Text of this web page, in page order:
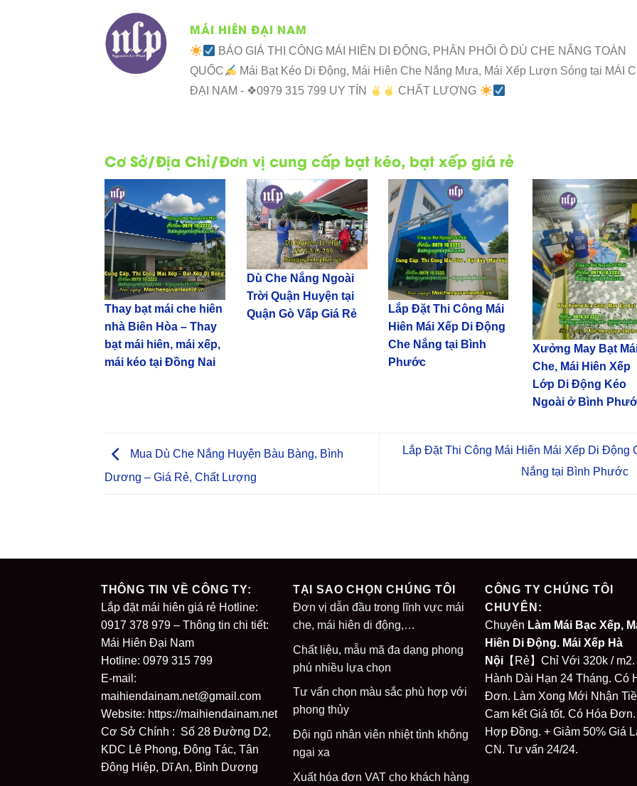
MÁI HIÊN ĐẠI NAM
BÁO GIÁ THI CÔNG MÁI HIÊN DI ĐỘNG, PHÂN PHỐI Ô DÙ CHE NẮNG TOÀN
QUỐC
Mái Bạt Kéo Di Động, Mái Hiên Che Nắng Mưa, Mái Xếp Lượn Sóng tại MÁI
ĐẠI NAM - ❖0979 315 799 UY TÍN
CHẤT LƯỢNG
Cơ Sở/Địa Chỉ/Đơn vị cung cấp bạt kéo, bạt xếp giá rẻ
Thay bạt mái che hiên
nhà Biên Hòa – Thay
bạt mái hiên, mái xếp,
mái kéo tại Đồng Nai
Dù Che Nắng Ngoài
Trời Quận Huyện tại
Quận Gò Vấp Giá Rẻ
Lắp Đặt Thi Công Mái
Hiên Mái Xếp Di Động
Che Nắng tại Bình
Phước
Xưởng May Bạt
Che, Mái Hiên Xếp
Lớp Di Động Kéo
Ngoài ở Bình
Mua Dù Che Nắng Huyện Bàu Bàng, Bình
Dương – Giá Rẻ, Chất Lượng
Lắp Đặt Thi Công Mái Hiên Mái Xếp Di Động
Nắng tại Bình Phước
THÔNG TIN VỀ CÔNG TY:
Lắp đặt mái hiên giá rẻ Hotline:
0917 378 979 – Thông tin chi tiết:
Mái Hiên Đại Nam
Hotline: 0979 315 799
E-mail:
maihiendainam.net@gmail.com
Website: https://maihiendainam.net
Cơ Sở Chính : Số 28 Đường D2,
KDC Lê Phong, Đông Tác, Tân
Đông Hiệp, Dĩ An, Bình Dương
TẠI SAO CHỌN CHÚNG TÔI
Đơn vị dẫn đầu trong lĩnh vực mái
che, mái hiên di động,…
Chất liệu, mẫu mã đa dạng phong
phú nhiều lựa chọn
Tư vấn chọn màu sắc phù hợp với
phong thủy
Đội ngũ nhân viên nhiệt tình không
ngại xa
Xuất hóa đơn VAT cho khách hàng
CÔNG TY CHÚNG TÔI
CHUYÊN:
Chuyên Làm Mái Bạc Xếp,
Hiên Di Động. Mái Xếp Hà
Nội【Rẻ】Chỉ Với 320k / m2.
Hành Dài Hạn 24 Tháng. Có
Đơn. Làm Xong Mới Nhận
Cam kết Giá tốt. Có Hóa
Hợp Đồng. + Giảm 50% Giá
CN. Tư vấn 24/24.